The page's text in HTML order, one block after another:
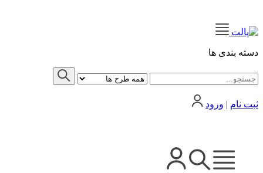
دسته بندی ها
ثبت نام | ورود